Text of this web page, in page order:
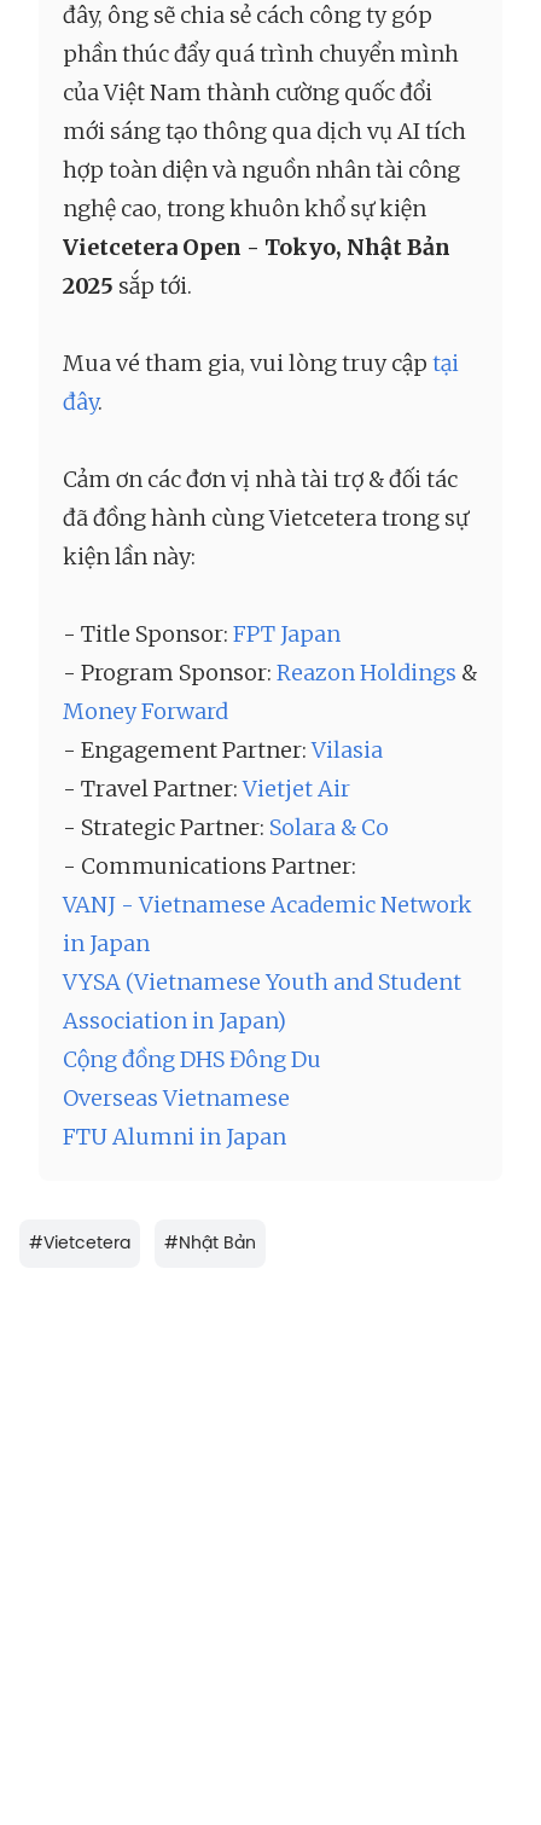
đây, ông sẽ chia sẻ cách công ty góp
phần thúc đẩy quá trình chuyển mình
của Việt Nam thành cường quốc đổi
mới sáng tạo thông qua dịch vụ AI tích
hợp toàn diện và nguồn nhân tài công
nghệ cao, trong khuôn khổ sự kiện
Vietcetera Open - Tokyo, Nhật Bản
2025 sắp tới.
Mua vé tham gia, vui lòng truy cập tại
đây.
Cảm ơn các đơn vị nhà tài trợ & đối tác
đã đồng hành cùng Vietcetera trong sự
kiện lần này:
- Title Sponsor: FPT Japan
- Program Sponsor: Reazon Holdings &
Money Forward
- Engagement Partner:Vilasia
- Travel Partner:Vietjet Air
- Strategic Partner: Solara & Co
- Communications Partner:
VANJ - Vietnamese Academic Network
in Japan
VYSA (Vietnamese Youth and Student
Association in Japan)
Cộng đồng DHS Đông Du
Overseas Vietnamese
FTU Alumni in Japan
#Vietcetera #Nhật Bản